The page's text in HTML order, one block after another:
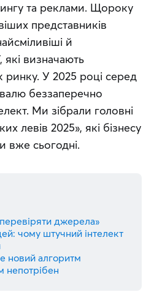
та реклами. Щороку
представників
й
які визначають
У 2025 році серед
беззаперечно
Ми зібрали головні
левів 2025», які бізнесу
вже сьогодні.
джерела»
чому штучний інтелект
новий алгоритм
непотрібен